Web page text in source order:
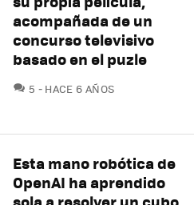
acompañada de un
concurso televisivo
basado en el puzle
5 COMENTARIOS
HACE 6 AÑOS
Esta mano robótica de
OpenAI ha aprendido